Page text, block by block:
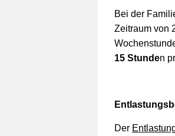
Bei der
Zeitraum von
15 Stunden
Der